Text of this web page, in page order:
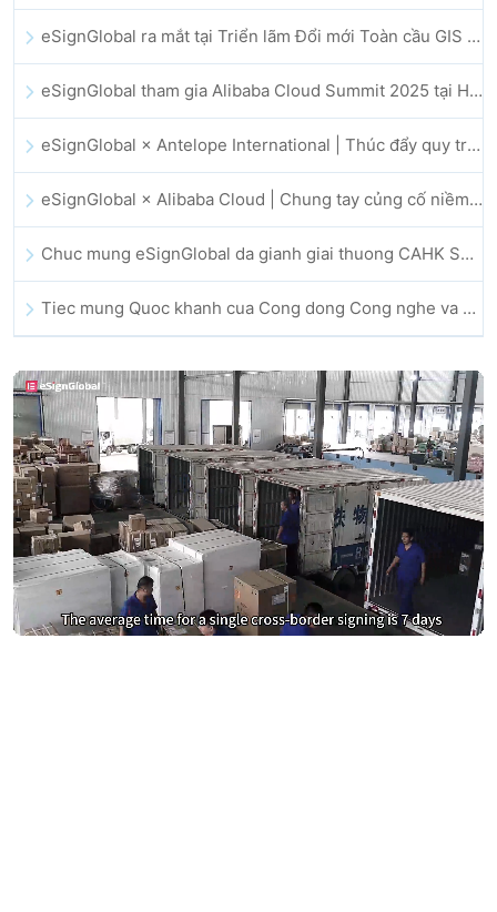
eSignGlobal ra mắt tại Triển lãm Đổi mới Toàn cầu GIS 2025
eSignGlobal tham gia Alibaba Cloud Summit 2025 tại Hong Kong, thúc đẩy đổi mới đám mây do AI dẫn dắt và niềm tin số
eSignGlobal × Antelope International | Thúc đẩy quy trình làm việc số an toàn và vận hành bởi AI
eSignGlobal × Alibaba Cloud | Chung tay củng cố niềm tin số toàn cầu cho lĩnh vực fintech
Chuc mung eSignGlobal da gianh giai thuong CAHK STAR Award 2025
Tiec mung Quoc khanh cua Cong dong Cong nghe va Doi moi sang tao Hong Kong